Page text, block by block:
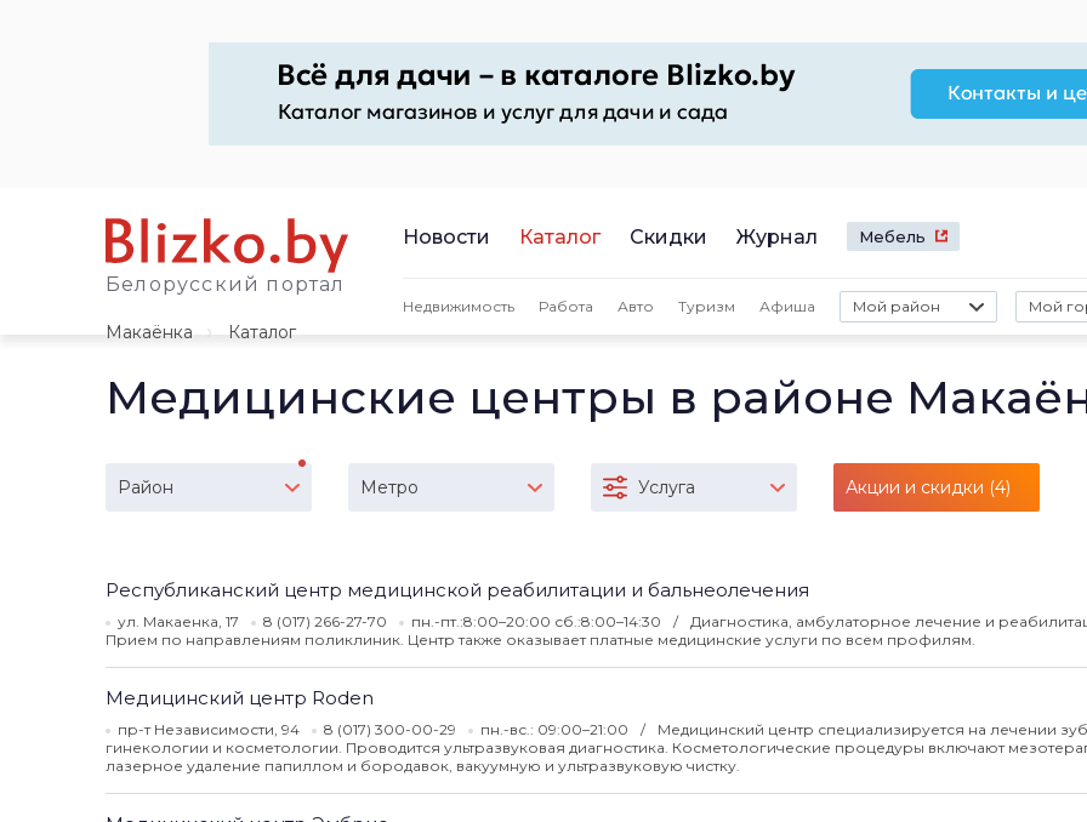
Белорусский портал
Новости Каталог Скидки Журнал Мебель
Недвижимость Работа Авто Туризм Афиша Мой район Мой
Макаёнка
Каталог
Медицинские центры в районе
Район Метро Услуга Акции и скидки (4)
Республиканский центр медицинской реабилитации и бальнеолечения
ул. Макаенка, 17 8 (017) 266-27-70 пн.-пт.:8:00–20:00 сб.:8:00–14:30
Диагностика, амбулаторное лечение и
Прием по направлениям поликлиник. Центр также оказывает платные медицинские услуги по всем профилям.
Медицинский центр Roden
пр-т Независимости, 94 8 (017) 300-00-29 пн.-вс.: 09:00–21:00
Медицинский центр специализируется на лечении
гинекологии и косметологии. Проводится ультразвуковая диагностика. Косметологические процедуры включают
лазерное удаление папиллом и бородавок, вакуумную и ультразвуковую чистку.